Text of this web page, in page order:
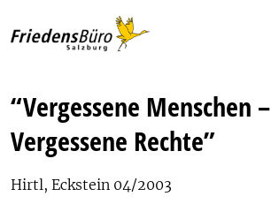
“Vergessene Menschen –
Vergessene Rechte”
Hirtl, Eckstein 04/2003